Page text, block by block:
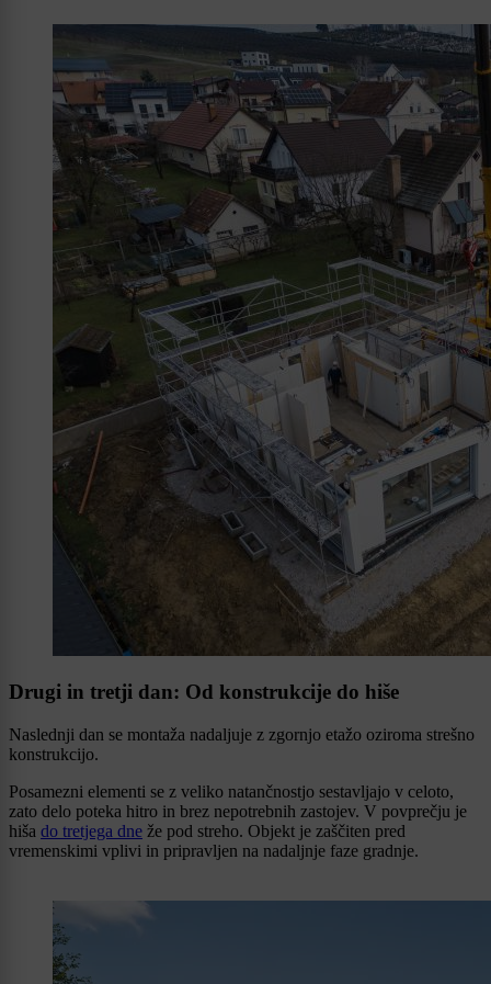
Drugi in tretji dan: Od konstrukcije do hiše
Naslednji dan se montaža nadaljuje z zgornjo etažo oziroma strešno
konstrukcijo.
Posamezni elementi se z veliko natančnostjo sestavljajo v celoto,
zato delo poteka hitro in brez nepotrebnih zastojev. V povprečju je
hiša do tretjega dne že pod streho. Objekt je zaščiten pred
vremenskimi vplivi in pripravljen na nadaljnje faze gradnje.